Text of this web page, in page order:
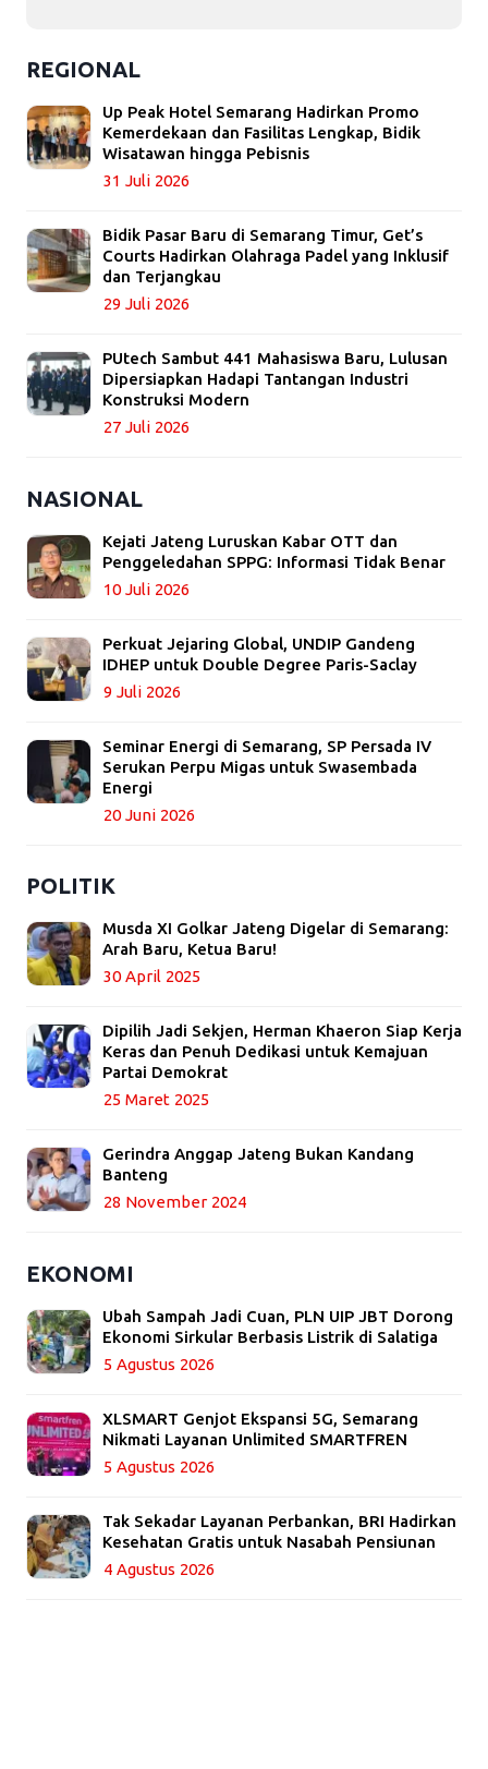
REGIONAL
Up Peak Hotel Semarang Hadirkan Promo
Kemerdekaan dan Fasilitas Lengkap, Bidik
Wisatawan hingga Pebisnis
31 Juli 2026
Bidik Pasar Baru di Semarang Timur, Get’s
Courts Hadirkan Olahraga Padel yang Inklusif
dan Terjangkau
29 Juli 2026
PUtech Sambut 441 Mahasiswa Baru, Lulusan
Dipersiapkan Hadapi Tantangan Industri
Konstruksi Modern
27 Juli 2026
NASIONAL
Kejati Jateng Luruskan Kabar OTT dan
Penggeledahan SPPG: Informasi Tidak Benar
10 Juli 2026
Perkuat Jejaring Global, UNDIP Gandeng
IDHEP untuk Double Degree Paris-Saclay
9 Juli 2026
Seminar Energi di Semarang, SP Persada IV
Serukan Perpu Migas untuk Swasembada
Energi
20 Juni 2026
POLITIK
Musda XI Golkar Jateng Digelar di Semarang:
Arah Baru, Ketua Baru!
30 April 2025
Dipilih Jadi Sekjen, Herman Khaeron Siap Kerja
Keras dan Penuh Dedikasi untuk Kemajuan
Partai Demokrat
25 Maret 2025
Gerindra Anggap Jateng Bukan Kandang
Banteng
28 November 2024
EKONOMI
Ubah Sampah Jadi Cuan, PLN UIP JBT Dorong
Ekonomi Sirkular Berbasis Listrik di Salatiga
5 Agustus 2026
XLSMART Genjot Ekspansi 5G, Semarang
Nikmati Layanan Unlimited SMARTFREN
5 Agustus 2026
Tak Sekadar Layanan Perbankan, BRI Hadirkan
Kesehatan Gratis untuk Nasabah Pensiunan
4 Agustus 2026